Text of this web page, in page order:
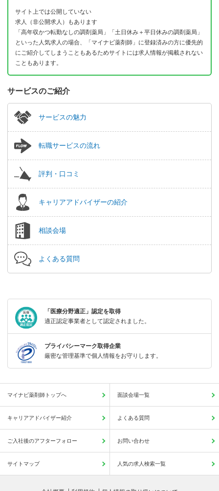
サイト上では公開していない
求人（非公開求人）もあります
「高年収かつ転勤なしの調剤薬局」「土日休み＋平日休みの調剤薬局」
といった人気求人の場合、「マイナビ薬剤師」に登録済みの方に優先的
にご紹介してしまうこともあるためサイトには求人情報が掲載されない
こともあります。
サービスのご紹介
サービスの魅力
転職サービスの流れ
評判・口コミ
キャリアアドバイザーの紹介
相談会場
よくある質問
「医療分野適正」認定を取得
適正認定事業者として認定されました。
プライバシーマーク取得企業
厳密な管理基準で個人情報をお守りします。
マイナビ薬剤師トップへ 面談会場一覧
キャリアアドバイザー紹介 よくある質問
ご入社後のアフターフォロー お問い合わせ
サイトマップ 人気の求人検索一覧